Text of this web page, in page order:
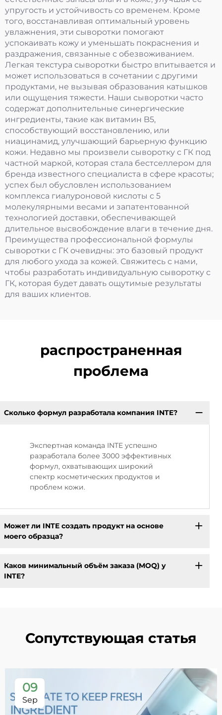
упругость и устойчивость со временем. Кроме
того, восстанавливая оптимальный уровень
увлажнения, эти сыворотки помогают
успокаивать кожу и уменьшать покраснения и
раздражения, связанные с обезвоживанием.
Легкая текстура сыворотки быстро впитывается и
может использоваться в сочетании с другими
продуктами, не вызывая образования катышков
или ощущения тяжести. Наши сыворотки часто
содержат дополнительные синергические
ингредиенты, такие как витамин B5,
способствующий восстановлению, или
ниацинамид, улучшающий барьерную функцию
кожи. Недавно мы произвели сыворотку с ГК под
частной маркой, которая стала бестселлером для
бренда известного специалиста в сфере красоты;
успех был обусловлен использованием
комплекса гиалуроновой кислоты с 5
молекулярными весами и запатентованной
технологией доставки, обеспечивающей
длительное высвобождение влаги в течение дня.
Преимущества профессиональной формулы
сыворотки с ГК очевидны: это базовый продукт
для любого ухода за кожей. Свяжитесь с нами,
чтобы разработать индивидуальную сыворотку с
ГК, которая будет давать ощутимые результаты
для ваших клиентов.
распространенная
проблема
Сколько формул разработала компания INTE?
Экспертная команда INTE успешно
разработала более 3000 эффективных
формул, охватывающих широкий
спектр косметических продуктов и
проблем кожи.
Может ли INTE создать продукт на основе
моего образца?
Каков минимальный объём заказа (MOQ) у
INTE?
Сопутствующая статья
09
Sep